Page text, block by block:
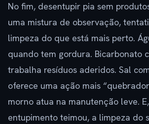
No fim, desentupir pia sem
uma mistura de observação,
limpeza do que está mais perto.
quando tem gordura. Bicarbonato
trabalha resíduos aderidos. Sal
oferece uma ação mais
morno atua na manutenção leve.
entupimento teimou, a limpeza do